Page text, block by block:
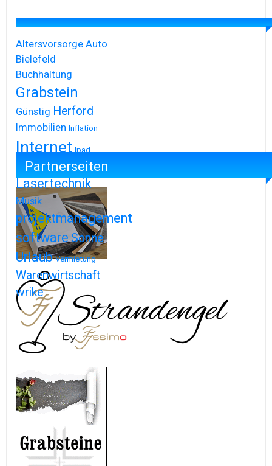
Altersvorsorge Auto
Bielefeld
Buchhaltung
Grabstein
Günstig Herford
Immobilien Inflation
Internet Ipad
Iphone
Lasertechnik
Musik
projektmanagement
softwareSonne
Urlaub Vermietung
Warenwirtschaft
wrike
Partnerseiten